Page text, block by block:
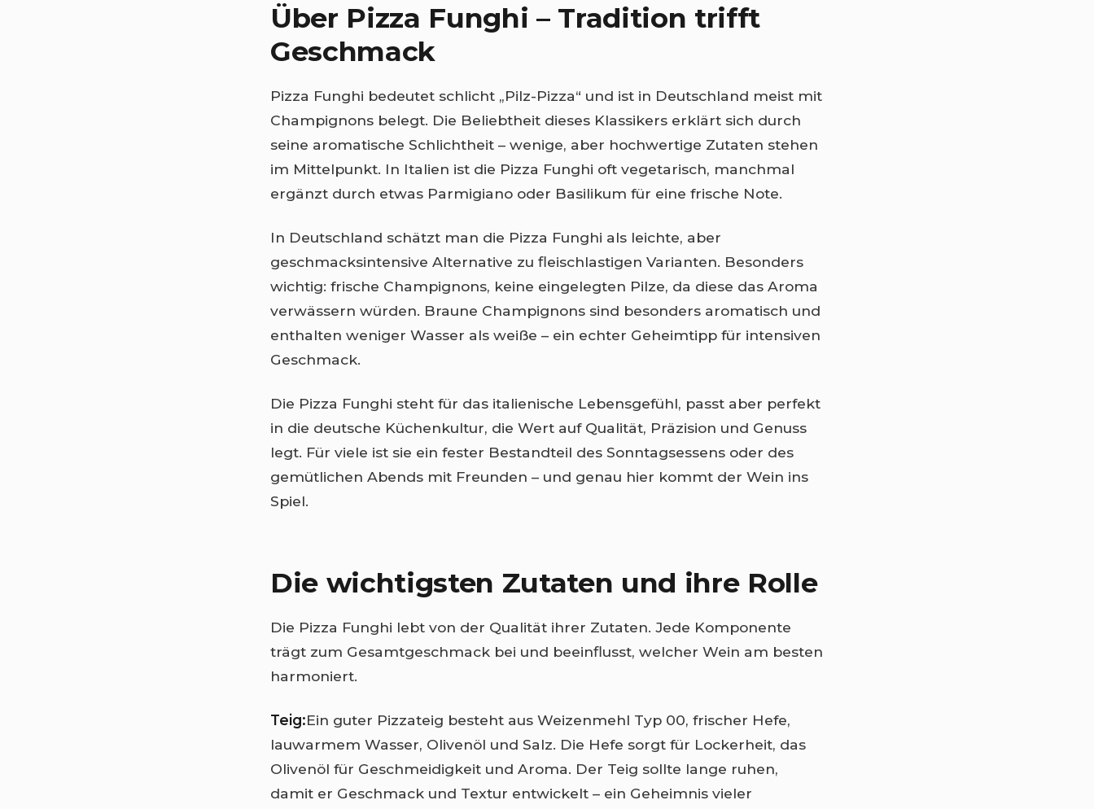
Über Pizza Funghi – Tradition trifft
Geschmack
Pizza Funghi bedeutet schlicht „Pilz-Pizza“ und ist in Deutschland meist mit
Champignons belegt. Die Beliebtheit dieses Klassikers erklärt sich durch
seine aromatische Schlichtheit – wenige, aber hochwertige Zutaten stehen
im Mittelpunkt. In Italien ist die Pizza Funghi oft vegetarisch, manchmal
ergänzt durch etwas Parmigiano oder Basilikum für eine frische Note.
In Deutschland schätzt man die Pizza Funghi als leichte, aber
geschmacksintensive Alternative zu fleischlastigen Varianten. Besonders
wichtig: frische Champignons, keine eingelegten Pilze, da diese das Aroma
verwässern würden. Braune Champignons sind besonders aromatisch und
enthalten weniger Wasser als weiße – ein echter Geheimtipp für intensiven
Geschmack.
Die Pizza Funghi steht für das italienische Lebensgefühl, passt aber perfekt
in die deutsche Küchenkultur, die Wert auf Qualität, Präzision und Genuss
legt. Für viele ist sie ein fester Bestandteil des Sonntagsessens oder des
gemütlichen Abends mit Freunden – und genau hier kommt der Wein ins
Spiel.
Die wichtigsten Zutaten und ihre Rolle
Die Pizza Funghi lebt von der Qualität ihrer Zutaten. Jede Komponente
trägt zum Gesamtgeschmack bei und beeinflusst, welcher Wein am besten
harmoniert.
Teig:Ein guter Pizzateig besteht aus Weizenmehl Typ 00, frischer Hefe,
lauwarmem Wasser, Olivenöl und Salz. Die Hefe sorgt für Lockerheit, das
Olivenöl für Geschmeidigkeit und Aroma. Der Teig sollte lange ruhen,
damit er Geschmack und Textur entwickelt – ein Geheimnis vieler